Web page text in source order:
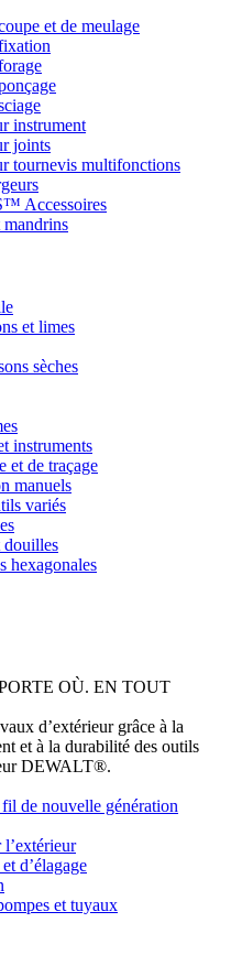
et de meulage
instrument
joints
tournevis multifonctions
Accessoires
mandrins
et limes
sèches
instruments
et de traçage
manuels
variés
douilles
hexagonales
OÙ. EN TOUT
d’extérieur grâce à la
et à la durabilité des outils
DEWALT®.
fil de nouvelle génération
l’extérieur
d’élagage
et tuyaux